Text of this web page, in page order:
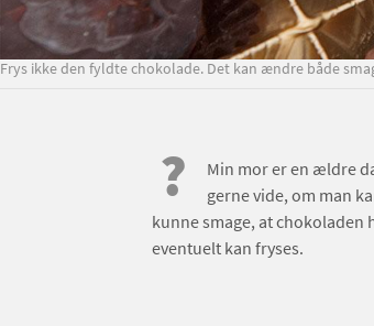
Frys ikke den fyldte chokolade. Det kan ændre både
?
Min mor er en ældre
gerne vide, om man
kunne smage, at
eventuelt kan fryses.